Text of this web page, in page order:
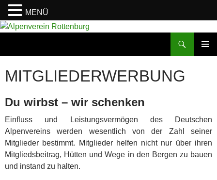
Zum
MITGLIEDERWERBUNG
Du wirbst – wir schenken
Einfluss und Leistungsvermögen des Deutschen
Alpenvereins werden wesentlich von der Zahl seiner
Mitglieder bestimmt. Mitglieder helfen nicht nur über ihren
Mitgliedsbeitrag, Hütten und Wege in den Bergen zu bauen
und instand zu halten.
MENÜ